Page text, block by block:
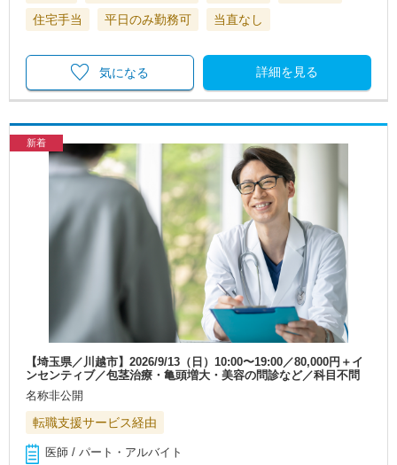
住宅手当
平日のみ勤務可 当直なし
詳細を見る
気になる
新着
【埼玉県／川越市】2026/9/13（日）10:00〜19:00／80,000円＋イ
ンセンティブ／包茎治療・亀頭増大・美容の問診など／科目不問
名称非公開
転職支援サービス経由
医師 / パート・アルバイト